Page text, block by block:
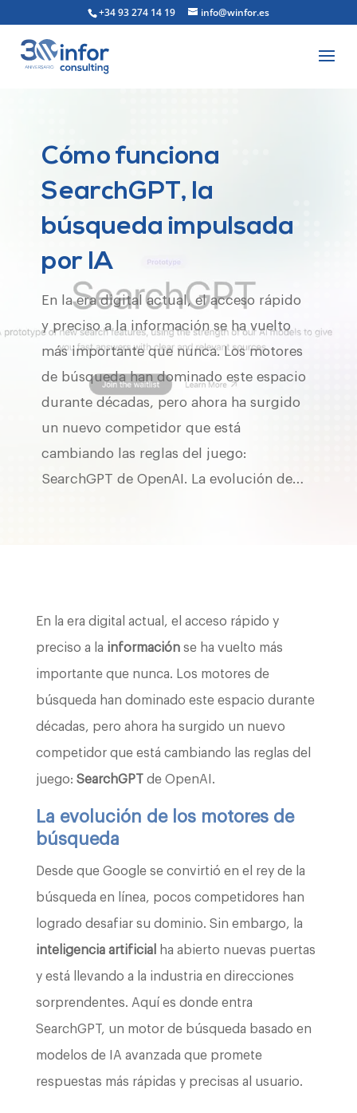
+34 93 274 14 19 info@winfor.es
Cómo funciona
SearchGPT, la
búsqueda impulsada
por IA
En la era digital actual, el acceso rápido
y preciso a la información se ha vuelto
más importante que nunca. Los motores
de búsqueda han dominado este espacio
durante décadas, pero ahora ha surgido
un nuevo competidor que está
cambiando las reglas del juego:
SearchGPT de OpenAI. La evolución de…
En la era digital actual, el acceso rápido y
preciso a la informaciónse ha vuelto más
importante que nunca. Los motores de
búsqueda han dominado este espacio durante
décadas, pero ahora ha surgido un nuevo
competidor que está cambiando las reglas del
juego: SearchGPT de OpenAI.
La evolución de los motores de
búsqueda
Desde que Google se convirtió en el rey de la
búsqueda en línea, pocos competidores han
logrado desafiar su dominio. Sin embargo, la
inteligencia artificial ha abierto nuevas puertas
y está llevando a la industria en direcciones
sorprendentes. Aquí es donde entra
SearchGPT, un motor de búsqueda basado en
modelos de IA avanzada que promete
respuestas más rápidas y precisas al usuario.